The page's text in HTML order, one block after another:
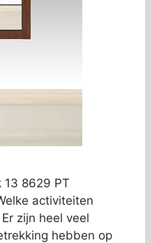
13 8629 PT
activiteiten
zijn heel veel
hebben op